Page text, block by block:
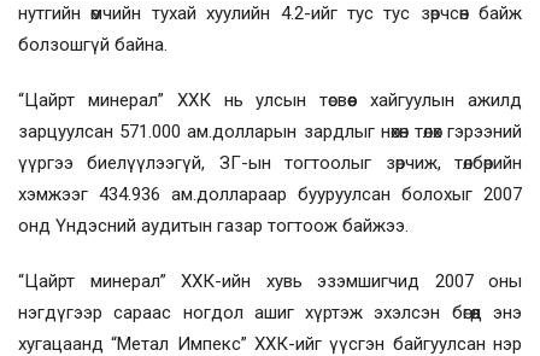
нутгийн өмчийн тухай хуулийн 4.2-ийг тус тус зөрчсөн байж
болзошгүй байна.
“Цайрт минерал” ХХК нь улсын төсвөөс хайгуулын ажилд
зарцуулсан 571.000 ам.долларын зардлыг нөхөн төлөх гэрээний
үүргээ биелүүлээгүй, ЗГ-ын тогтоолыг зөрчиж, төлбөрийн
хэмжээг 434.936 ам.доллараар бууруулсан болохыг 2007
онд Үндэсний аудитын газар тогтоож байжээ.
“Цайрт минерал” ХХК-ийн хувь эзэмшигчид 2007 оны
нэгдүгээр сараас ногдол ашиг хүртэж эхэлсэн бөгөөд энэ
хугацаанд “Метал Импекс” ХХК-ийг үүсгэн байгуулсан нэр